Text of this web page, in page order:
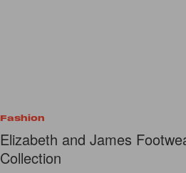
Fashion
Elizabeth and James
Collection